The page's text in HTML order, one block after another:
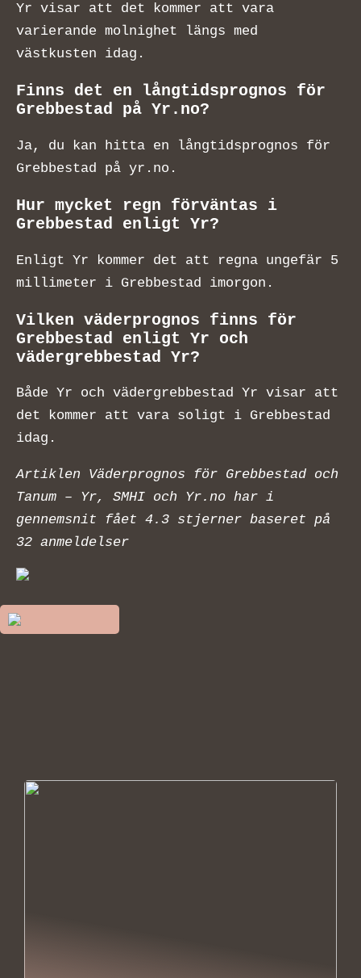
Yr visar att det kommer att vara
varierande molnighet längs med
västkusten idag.
Finns det en långtidsprognos för
Grebbestad på Yr.no?
Ja, du kan hitta en långtidsprognos för
Grebbestad på yr.no.
Hur mycket regn förväntas i
Grebbestad enligt Yr?
Enligt Yr kommer det att regna ungefär 5
millimeter i Grebbestad imorgon.
Vilken väderprognos finns för
Grebbestad enligt Yr och
vädergrebbestad Yr?
Både Yr och vädergrebbestad Yr visar att
det kommer att vara soligt i Grebbestad
idag.
Artiklen Väderprognos för Grebbestad och
Tanum – Yr, SMHI och Yr.no har i
gennemsnit fået 4.3 stjerner baseret på
32 anmeldelser